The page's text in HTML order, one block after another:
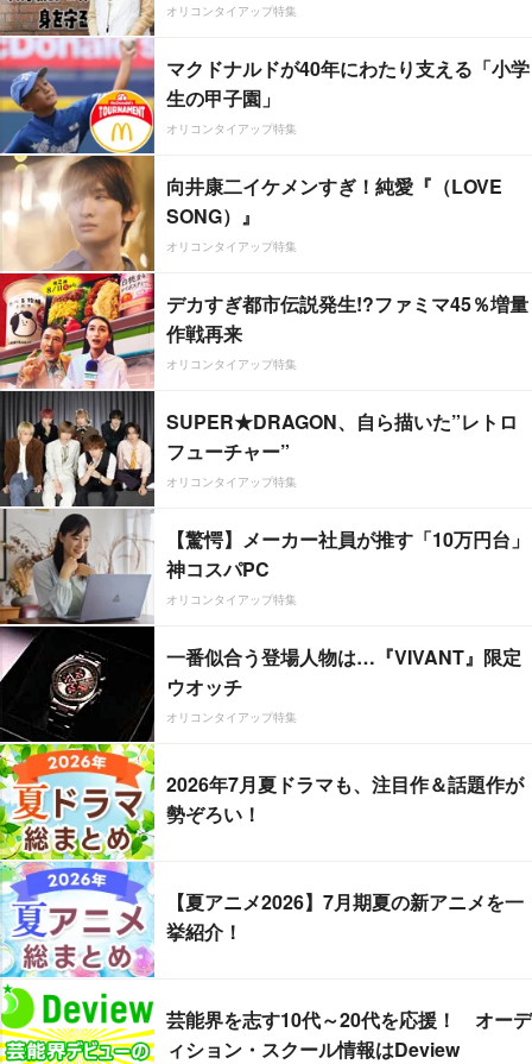
オリコンタイアップ特集
マクドナルドが40年にわたり支える「小学
生の甲子園」
オリコンタイアップ特集
向井康二イケメンすぎ！純愛『（LOVE
SONG）』
オリコンタイアップ特集
デカすぎ都市伝説発生!?ファミマ45％増量
作戦再来
オリコンタイアップ特集
SUPER★DRAGON、自ら描いた”レトロ
フューチャー”
オリコンタイアップ特集
【驚愕】メーカー社員が推す「10万円台」
神コスパPC
オリコンタイアップ特集
一番似合う登場人物は…『VIVANT』限定
ウオッチ
オリコンタイアップ特集
2026年7月夏ドラマも、注目作＆話題作が
勢ぞろい！
【夏アニメ2026】7月期夏の新アニメを一
挙紹介！
芸能界を志す10代～20代を応援！ オーデ
ィション・スクール情報はDeview